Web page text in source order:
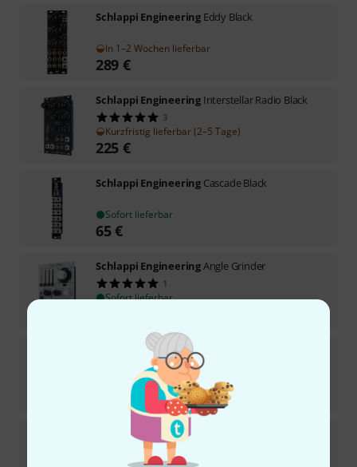
Schlappi Engineering Eddy Black
In 1–2 Wochen lieferbar
289 €
Schlappi Engineering Interstellar Radio Black
3
Kurzfristig lieferbar (2–5 Tage)
225 €
Schlappi Engineering Cascade Black
Sofort lieferbar
65€
Schlappi EngineeringAngle Grinder
1
Sofort lieferbar
Schlappi Engineering
Mittelfristig lieferbar (ca. 1–2 Wochen)
Schlappi Engineering
Sofort lieferbar